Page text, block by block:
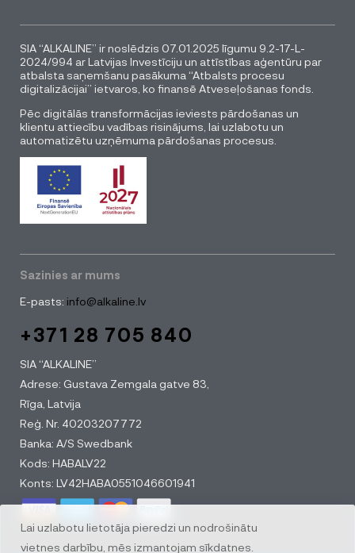
Lai uzlabotu lietotāja pieredzi un nodrošinātu
vietnes darbību, mēs izmantojam sīkdatnes.
SIA “ALKALINE” ir noslēdzis 07.01.2025 līgumu 9.2-17-L-
2024/994 ar Latvijas Investīciju un attīstības aģentūru par
atbalsta saņemšanu pasākuma “Atbalsts procesu
digitalizācijai” ietvaros, ko finansē Atveseļošanas fonds.
Pēc digitālās transformācijas ieviests pārdošanas un
klientu attiecību vadības risinājums, lai uzlabotu un
automatizētu uzņēmuma pārdošanas procesus.
Sazinies ar mums
E-pasts: info@alkaline.lv
+371 28 705 840
SIA “ALKALINE”
Adrese: Gustava Zemgala gatve 83,
Rīga, Latvija
Reģ. Nr. 40203207772
Banka: A/S Swedbank
Kods: HABALV22
Konts: LV42HABA0551046601941